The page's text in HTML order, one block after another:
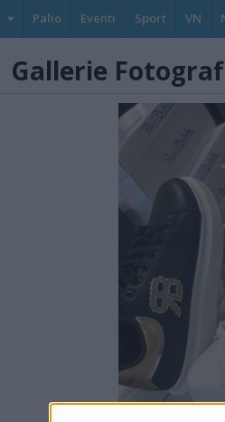
Palio Eventi Sport VN
Gallerie